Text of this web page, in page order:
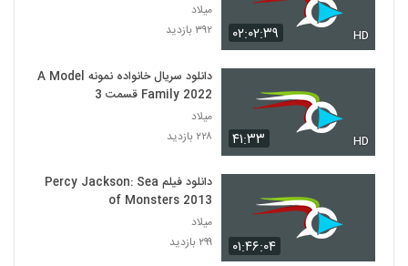
۰۲:۰۲:۳۹ HD
میلاد
۳۹۲ بازدید
۴۱:۳۳ HD
دانلود سریال خانواده نمونه A Model
Family 2022 قسمت 3
میلاد
۲۲۸ بازدید
۰۱:۴۶:۰۴
دانلود فیلم Percy Jackson: Sea
of Monsters 2013
میلاد
۲۹۹ بازدید